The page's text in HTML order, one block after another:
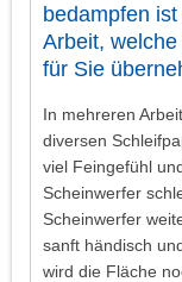
bedampfen
Arbeit,
für Sie
In mehreren
diversen
viel Feingefühl
Scheinwerfer
Scheinwerfer
sanft händisch
wird die Fläche